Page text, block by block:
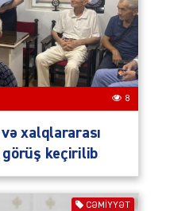
8
xalqlararası
görüş keçirilib
CƏMIYYƏT